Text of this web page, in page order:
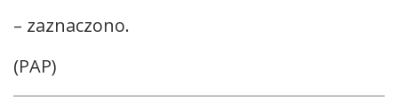
– zaznaczono.
(PAP)